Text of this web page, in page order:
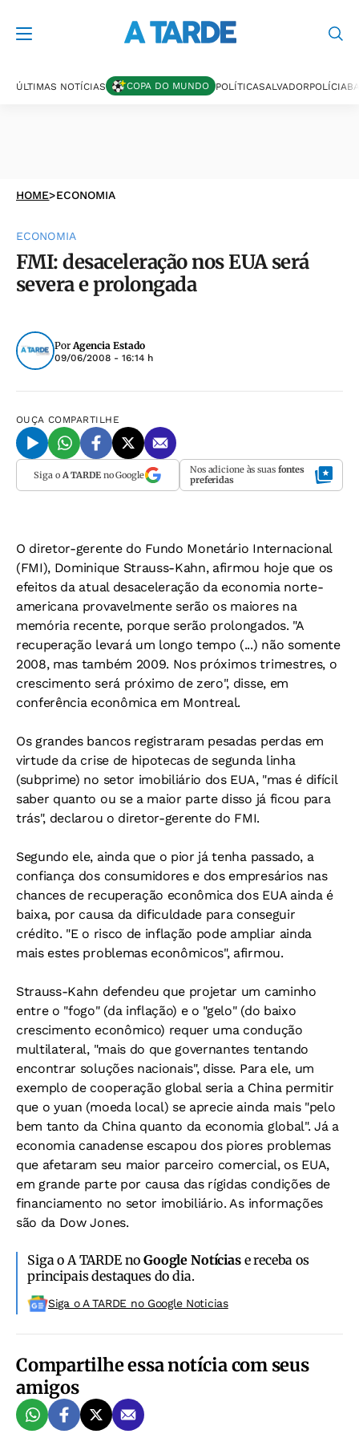
ÚLTIMAS NOTÍCIAS COPA DO MUNDO POLÍTICASALVADORPOLÍCIA
HOME>ECONOMIA
ECONOMIA
FMI: desaceleração nos EUA será
severa e prolongada
PorAgencia Estado
09/06/2008 - 16:14 h
OUÇA COMPARTILHE
Siga o A TARDEno Google Nos adicione às suas fontes
preferidas
O diretor-gerente do Fundo Monetário Internacional
(FMI), Dominique Strauss-Kahn, afirmou hoje que os
efeitos da atual desaceleração da economia norte-
americana provavelmente serão os maiores na
memória recente, porque serão prolongados. "A
recuperação levará um longo tempo (...) não somente
2008, mas também 2009. Nos próximos trimestres, o
crescimento será próximo de zero", disse, em
conferência econômica em Montreal.
Os grandes bancos registraram pesadas perdas em
virtude da crise de hipotecas de segunda linha
(subprime) no setor imobiliário dos EUA, "mas é difícil
saber quanto ou se a maior parte disso já ficou para
trás", declarou o diretor-gerente do FMI.
Segundo ele, ainda que o pior já tenha passado, a
confiança dos consumidores e dos empresários nas
chances de recuperação econômica dos EUA ainda é
baixa, por causa da dificuldade para conseguir
crédito. "E o risco de inflação pode ampliar ainda
mais estes problemas econômicos", afirmou.
Strauss-Kahn defendeu que projetar um caminho
entre o "fogo" (da inflação) e o "gelo" (do baixo
crescimento econômico) requer uma condução
multilateral, "mais do que governantes tentando
encontrar soluções nacionais", disse. Para ele, um
exemplo de cooperação global seria a China permitir
que o yuan (moeda local) se aprecie ainda mais "pelo
bem tanto da China quanto da economia global". Já a
economia canadense escapou dos piores problemas
que afetaram seu maior parceiro comercial, os EUA,
em grande parte por causa das rígidas condições de
financiamento no setor imobiliário. As informações
são da Dow Jones.
Siga o A TARDE noGoogle Notíciase receba os
principais destaques do dia.
Siga o A TARDE no Google Noticias
Compartilhe essa notícia com seus
amigos